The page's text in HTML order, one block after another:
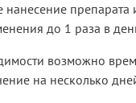
нанесение препарата
до 1 раза в
возможно
на несколько